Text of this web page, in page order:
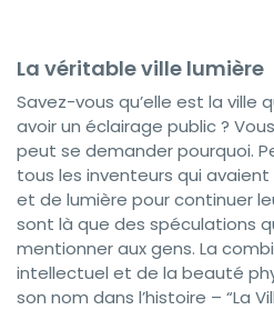
La véritable ville lumière
Savez-vous qu’elle est la ville
avoir un éclairage public ?
peut se demander pourquoi.
tous les inventeurs qui
et de lumière pour continuer
sont là que des spéculations
mentionner aux gens. La
intellectuel et de la beauté
son nom dans l’histoire – “La